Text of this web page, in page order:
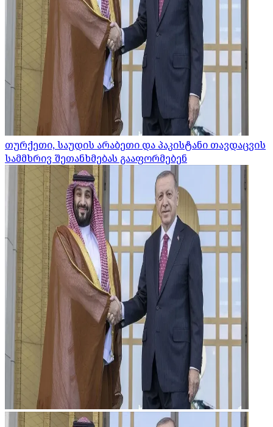
თურქეთი, საუდის არაბეთი და პაკისტანი თავდაცვის
სამმხრივ შეთანხმებას გააფორმებენ